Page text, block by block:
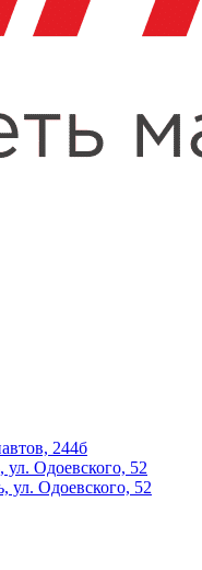
244б
ул. Одоевского, 52
ул. Одоевского, 52